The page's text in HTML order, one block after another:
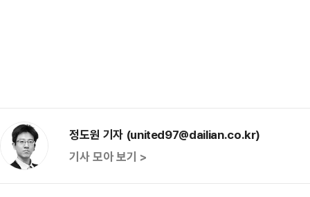
정도원 기자 (united97@dailian.co.kr)
기사 모아 보기 >